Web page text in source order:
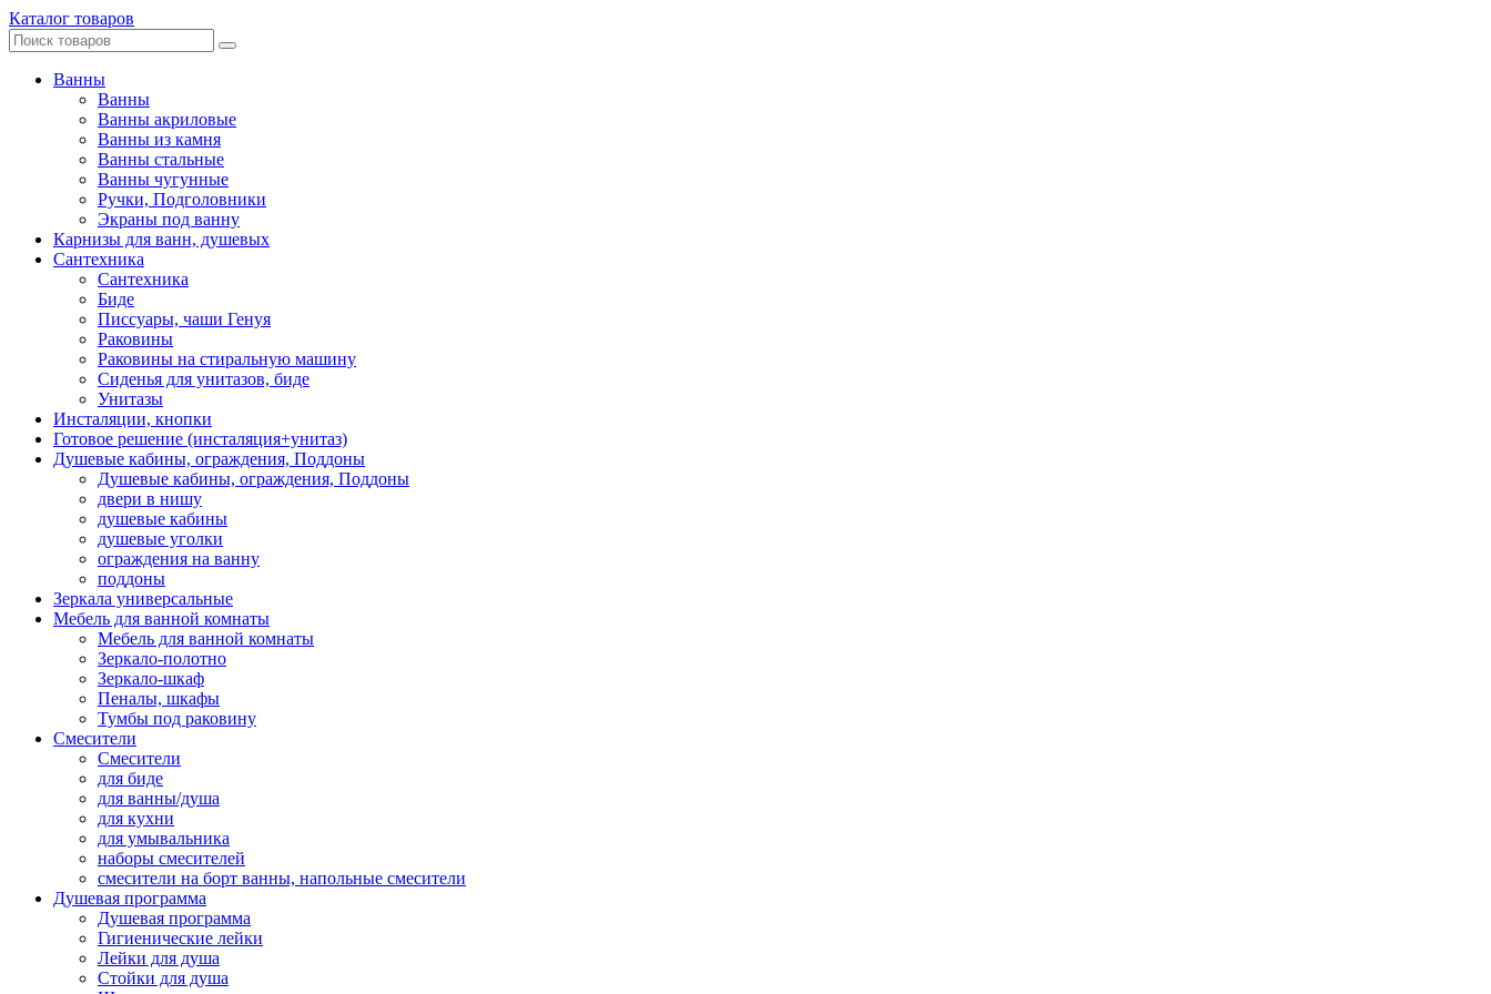
Каталог товаров
Ванны
Ванны
Ванны акриловые
Ванны из камня
Ванны стальные
Ванны чугунные
Ручки, Подголовники
Экраны под ванну
Карнизы для ванн, душевых
Сантехника
Сантехника
Биде
Писсуары, чаши Генуя
Раковины
Раковины на стиральную машину
Сиденья для унитазов, биде
Унитазы
Инсталяции, кнопки
Готовое решение (инсталяция+унитаз)
Душевые кабины, ограждения, Поддоны
Душевые кабины, ограждения, Поддоны
двери в нишу
душевые кабины
душевые уголки
ограждения на ванну
поддоны
Зеркала универсальные
Мебель для ванной комнаты
Мебель для ванной комнаты
Зеркало-полотно
Зеркало-шкаф
Пеналы, шкафы
Тумбы под раковину
Смесители
Смесители
для биде
для ванны/душа
для кухни
для умывальника
наборы смесителей
смесители на борт ванны, напольные смесители
Душевая программа
Душевая программа
Гигиенические лейки
Лейки для душа
Стойки для душа